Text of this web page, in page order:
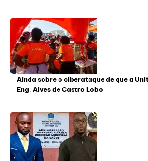
Ainda sobre o ciberataque de que a
Eng. Alves de Castro Lobo